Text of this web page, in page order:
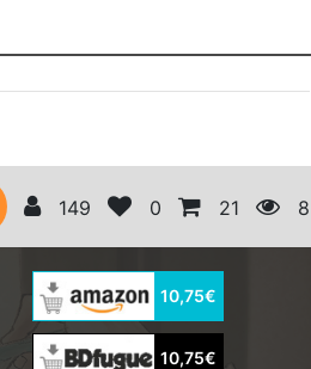
149 0 21 8
10,75€
10,75€